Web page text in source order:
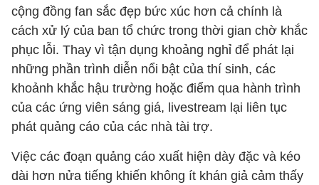
cộng đồng fan sắc đẹp bức xúc hơn cả chính là
cách xử lý của ban tổ chức trong thời gian chờ khắc
phục lỗi. Thay vì tận dụng khoảng nghỉ để phát lại
những phần trình diễn nổi bật của thí sinh, các
khoảnh khắc hậu trường hoặc điểm qua hành trình
của các ứng viên sáng giá, livestream lại liên tục
phát quảng cáo của các nhà tài trợ.
Việc các đoạn quảng cáo xuất hiện dày đặc và kéo
dài hơn nửa tiếng khiến không ít khán giả cảm thấy